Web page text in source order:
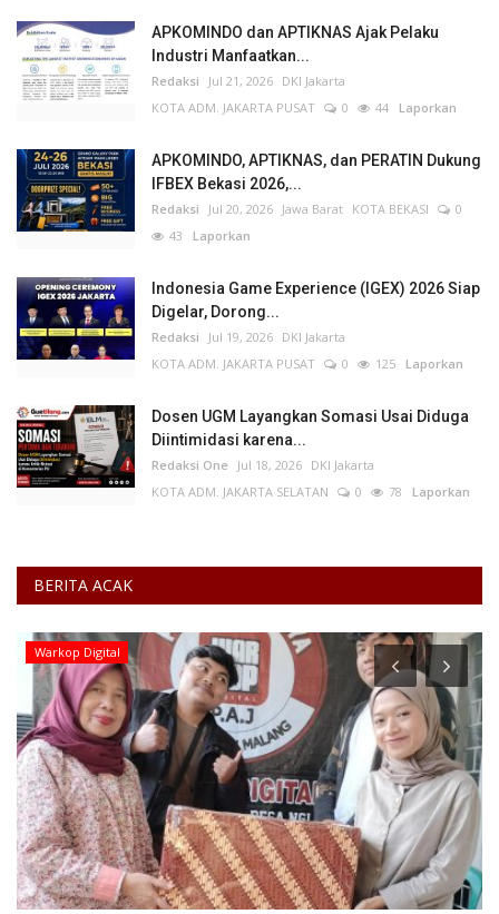
APKOMINDO dan APTIKNAS Ajak Pelaku
Industri Manfaatkan...
Redaksi Jul 21, 2026 DKI Jakarta
KOTA ADM. JAKARTA PUSAT
0 44 Laporkan
APKOMINDO, APTIKNAS, dan PERATIN Dukung
IFBEX Bekasi 2026,...
Redaksi Jul 20, 2026 Jawa Barat KOTA BEKASI
0
43 Laporkan
Indonesia Game Experience (IGEX) 2026 Siap
Digelar, Dorong...
Redaksi Jul 19, 2026 DKI Jakarta
KOTA ADM. JAKARTA PUSAT
0 125 Laporkan
Dosen UGM Layangkan Somasi Usai Diduga
Diintimidasi karena...
Redaksi One Jul 18, 2026 DKI Jakarta
KOTA ADM. JAKARTA SELATAN
0 78 Laporkan
BERITA ACAK
Warkop Digital